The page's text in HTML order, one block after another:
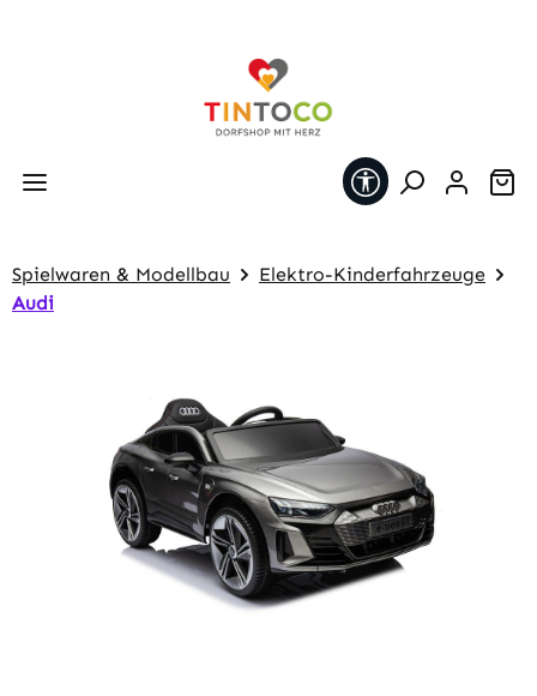
Werkzeugleiste
Spielwaren & Modellbau
Elektro-Kinderfahrzeuge
Audi